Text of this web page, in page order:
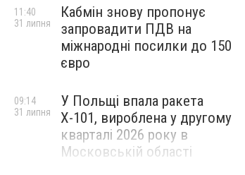
Кабмін знову пропонує
запровадити ПДВ на
міжнародні посилки до 150
євро
11:40
31 липня
У Польщі впала ракета
Х-101, вироблена у другому
кварталі 2026 року в
Московській області
09:14
31 липня